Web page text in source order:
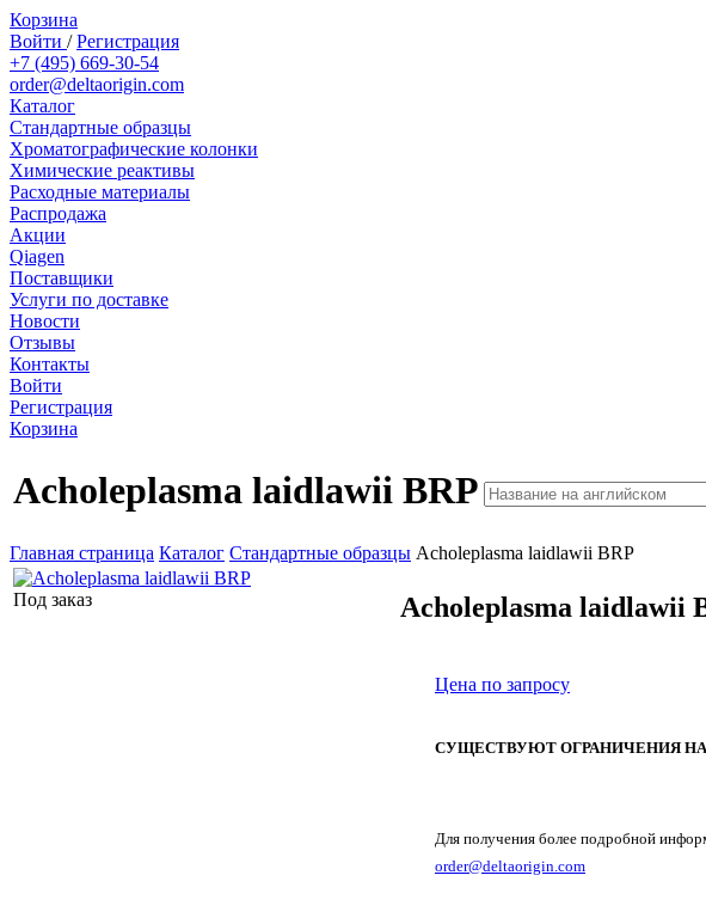
Корзина
Войти /Регистрация
+7 (495) 669-30-54
order@deltaorigin.com
Каталог
Стандартные образцы
Хроматографические колонки
Химические реактивы
Расходные материалы
Распродажа
Акции
Qiagen
Поставщики
Услуги по доставке
Новости
Отзывы
Контакты
Войти
Регистрация
Корзина
Acholeplasma laidlawii BRP
Главная страница Каталог Стандартные образцы Acholeplasma laidlawii BRP
Под заказ Acholeplasma laidlawii
Цена по запросу
СУЩЕСТВУЮТ ОГРАНИЧЕНИЯ
Для получения более подробной
order@deltaorigin.com